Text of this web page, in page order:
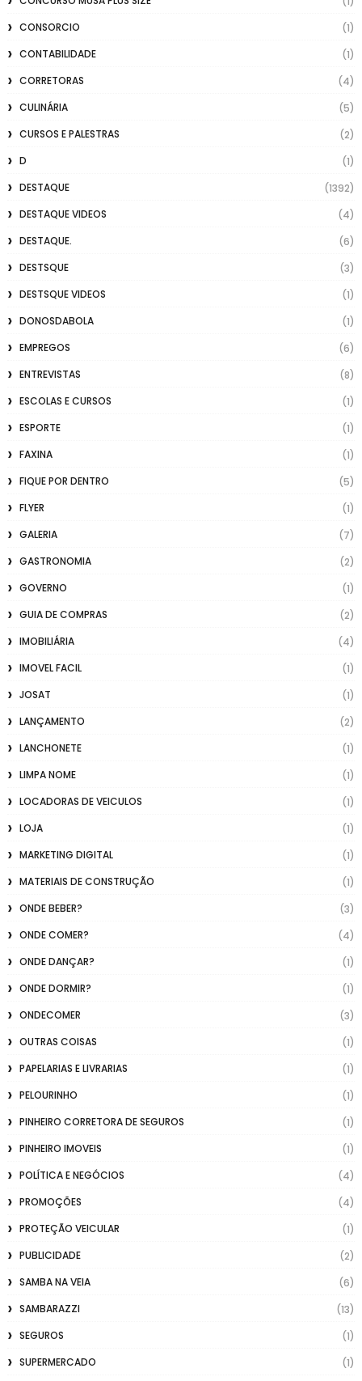
CONSORCIO
(1)
CONTABILIDADE
(1)
CORRETORAS
(4)
CULINÁRIA
(5)
CURSOS E PALESTRAS
(2)
D
(1)
DESTAQUE
(1392)
DESTAQUE VIDEOS
(4)
DESTAQUE.
(6)
DESTSQUE
(3)
DESTSQUE VIDEOS
(1)
DONOSDABOLA
(1)
EMPREGOS
(6)
ENTREVISTAS
(8)
ESCOLAS E CURSOS
(1)
ESPORTE
(1)
FAXINA
(1)
FIQUE POR DENTRO
(5)
FLYER
(1)
GALERIA
(7)
GASTRONOMIA
(2)
GOVERNO
(1)
GUIA DE COMPRAS
(2)
IMOBILIÁRIA
(4)
IMOVEL FACIL
(1)
JOSAT
(1)
LANÇAMENTO
(2)
LANCHONETE
(1)
LIMPA NOME
(1)
LOCADORAS DE VEICULOS
(1)
LOJA
(1)
MARKETING DIGITAL
(1)
MATERIAIS DE CONSTRUÇÃO
(1)
ONDE BEBER?
(3)
ONDE COMER?
(4)
ONDE DANÇAR?
(1)
ONDE DORMIR?
(1)
ONDECOMER
(3)
OUTRAS COISAS
(1)
PAPELARIAS E LIVRARIAS
(1)
PELOURINHO
(1)
PINHEIRO CORRETORA DE SEGUROS
(1)
PINHEIRO IMOVEIS
(1)
POLÍTICA E NEGÓCIOS
(4)
PROMOÇÕES
(4)
PROTEÇÃO VEICULAR
(1)
PUBLICIDADE
(2)
SAMBA NA VEIA
(6)
SAMBARAZZI
(13)
SEGUROS
(1)
SUPERMERCADO
(1)